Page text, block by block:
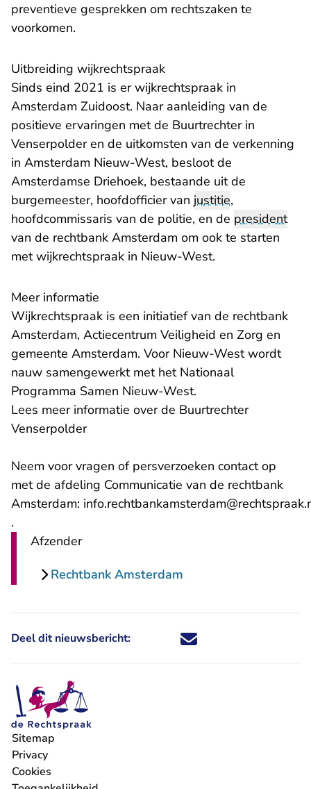
preventieve gesprekken om rechtszaken te
voorkomen.
Uitbreiding wijkrechtspraak
Sinds eind 2021 is er wijkrechtspraak in
Amsterdam Zuidoost. Naar aanleiding van de
positieve ervaringen met de Buurtrechter in
Venserpolder en de uitkomsten van de verkenning
in Amsterdam Nieuw-West, besloot de
Amsterdamse Driehoek, bestaande uit de
burgemeester, hoofdofficier van justitie,
hoofdcommissaris van de politie, en de president
van de rechtbank Amsterdam om ook te starten
met wijkrechtspraak in Nieuw-West.
Meer informatie
Wijkrechtspraak is een initiatief van de rechtbank
Amsterdam, Actiecentrum Veiligheid en Zorg en
gemeente Amsterdam. Voor Nieuw-West wordt
nauw samengewerkt met het Nationaal
Programma Samen Nieuw-West- U verlaat
.
Lees meer informatie over de Buurtrechter
Venserpolder
Neem voor vragen of persverzoeken contact op
met de afdeling Communicatie van de rechtbank
Amsterdam:
- U verlaat Rechtspraak.nl
.
Afzender
Rechtbank Amsterdam
Deel dit nieuwsbericht: Deel dit nieuwsbericht via X -
Deel dit nieuwsbericht via
Deel dit nieuwsbericht
Deel dit
Sitemap
Privacy
Cookies